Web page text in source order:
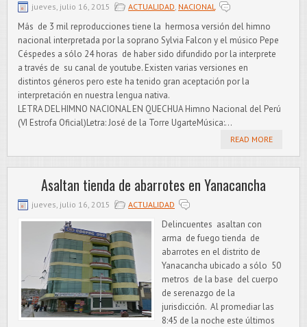
jueves, julio 16, 2015 ACTUALIDAD, NACIONAL
Más de 3 mil reproducciones tiene la hermosa versión del himno
nacional interpretada por la soprano Sylvia Falcon y el músico Pepe
Céspedes a sólo 24 horas de haber sido difundido por la interprete
a través de su canal de youtube. Existen varias versiones en
distintos géneros pero este ha tenido gran aceptación por la
interpretación en nuestra lengua nativa.
LETRA DEL HIMNO NACIONAL EN QUECHUA Himno Nacional del Perú
(VI Estrofa Oficial)Letra: José de la Torre UgarteMúsica:...
READ MORE
Asaltan tienda de abarrotes en Yanacancha
jueves, julio 16, 2015 ACTUALIDAD
Delincuentes asaltan con
arma de fuego tienda de
abarrotes en el distrito de
Yanacancha ubicado a sólo 50
metros de la base del cuerpo
de serenazgo de la
jurisdicción. Al promediar las
8:45 de la noche este últimos